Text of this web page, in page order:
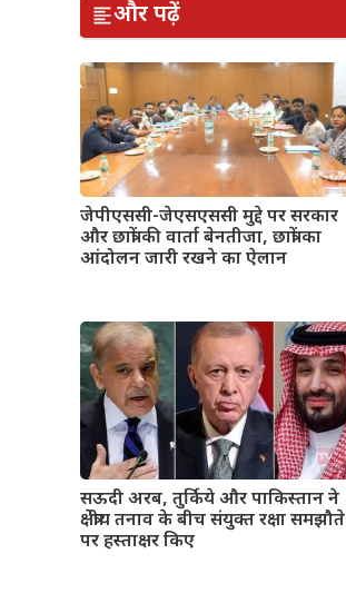
और पढ़ें
जेपीएससी-जेएसएससी मुद्दे पर सरकार
और छात्रों की वार्ता बेनतीजा, छात्रों का
आंदोलन जारी रखने का ऐलान
सऊदी अरब, तुर्किये और पाकिस्तान ने
क्षेत्रीय तनाव के बीच संयुक्त रक्षा समझौते
पर हस्ताक्षर किए